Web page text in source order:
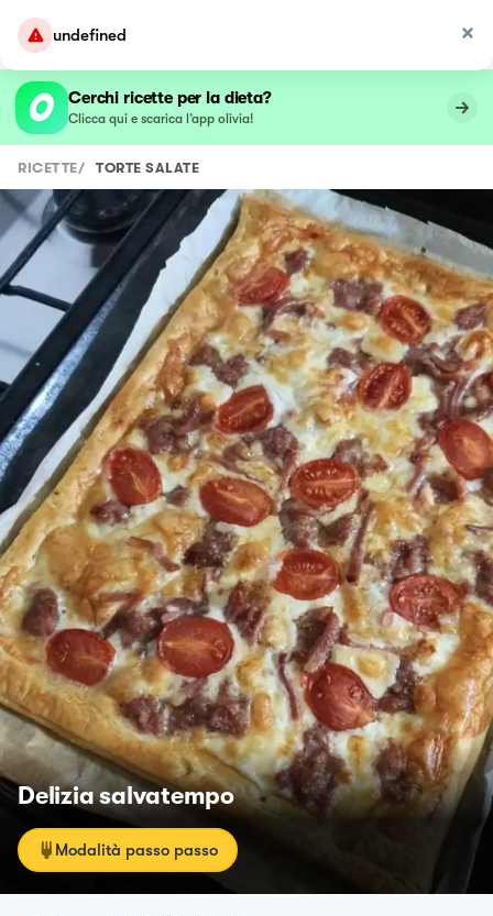
undefined
Cerchi ricette per la dieta?
Clicca qui e scarica l’app olivia!
RICETTE/ TORTE SALATE
Delizia salvatempo
Modalità passo passo